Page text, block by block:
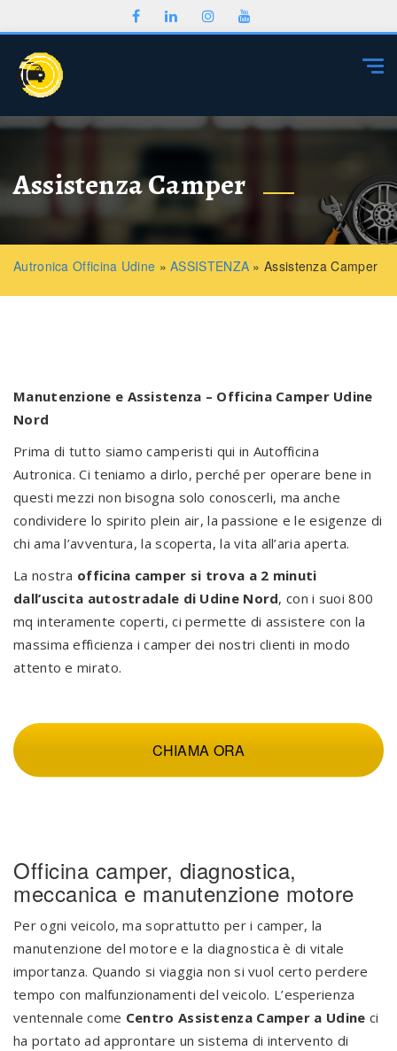
Assistenza Camper
Autronica Officina Udine »ASSISTENZA »Assistenza Camper
Manutenzione e Assistenza – Officina Camper Udine
Nord
Prima di tutto siamo camperisti qui in Autofficina
Autronica. Ci teniamo a dirlo, perché per operare bene in
questi mezzi non bisogna solo conoscerli, ma anche
condividere lo spirito plein air, la passione e le esigenze di
chi ama l’avventura, la scoperta, la vita all’aria aperta.
La nostra officina camper si trova a 2 minuti
dall’uscita autostradale di Udine Nord, con i suoi 800
mq interamente coperti, ci permette di assistere con la
massima efficienza i camper dei nostri clienti in modo
attento e mirato.
CHIAMA ORA
Officina camper, diagnostica,
meccanica e manutenzione motore
Per ogni veicolo, ma soprattutto per i camper, la
manutenzione del motore e la diagnostica è di vitale
importanza. Quando si viaggia non si vuol certo perdere
tempo con malfunzionamenti del veicolo. L’esperienza
ventennale come Centro Assistenza Camper a Udine ci
ha portato ad approntare un sistema di intervento di